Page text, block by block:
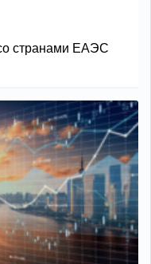
странами ЕАЭС